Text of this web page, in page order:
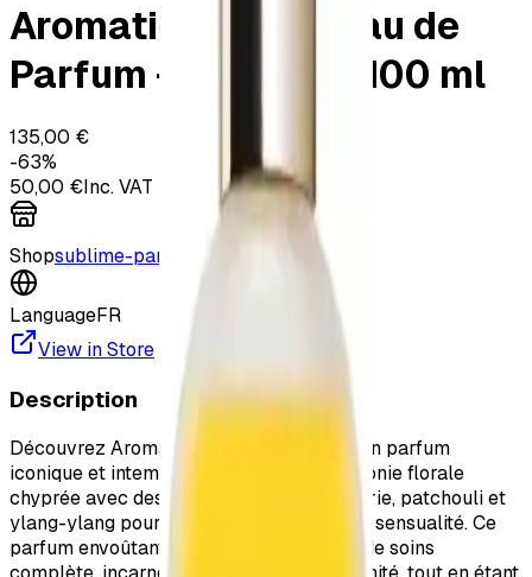
Aromatics Elixir - Eau de
Parfum - Clinique - 100 ml
135,00 €
-63%
50,00 €Inc. VAT
Shopsublime-parfums.com
LanguageFR
View in Store
Description
Découvrez Aromatics Elixir de Clinique, un parfum
iconique et intemporel qui allie une harmonie florale
chyprée avec des notes de rose de Bulgarie, patchouli et
ylang-ylang pour révéler la féminité et la sensualité. Ce
parfum envoûtant, associé à une routine de soins